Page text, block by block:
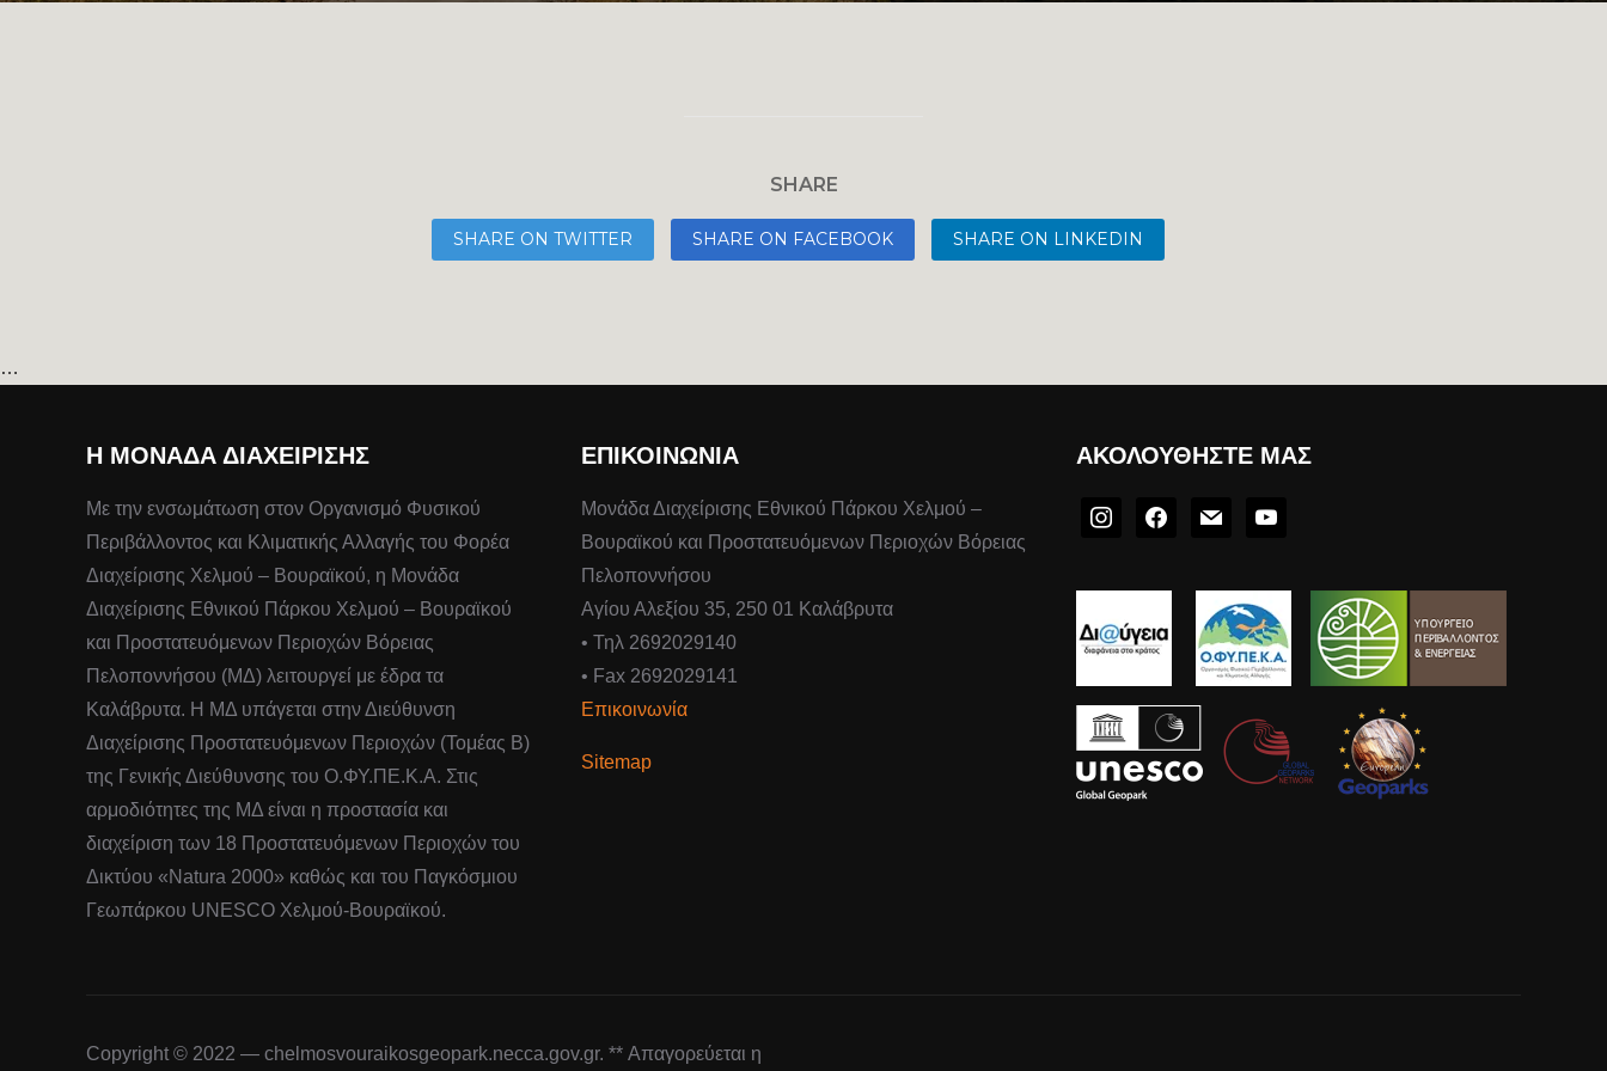
SHARE
SHARE ON TWITTER SHARE ON FACEBOOK SHARE ON LINKEDIN
…
Η ΜΟΝΆΔΑ ΔΙΑΧΕΊΡΙΣΗΣ
Με την ενσωμάτωση στον Οργανισμό Φυσικού
Περιβάλλοντος και Κλιματικής Αλλαγής του Φορέα
Διαχείρισης Χελμού – Βουραϊκού, η Μονάδα
Διαχείρισης Εθνικού Πάρκου Χελμού – Βουραϊκού
και Προστατευόμενων Περιοχών Βόρειας
Πελοποννήσου (ΜΔ) λειτουργεί με έδρα τα
Καλάβρυτα. Η ΜΔ υπάγεται στην Διεύθυνση
Διαχείρισης Προστατευόμενων Περιοχών (Τομέας Β)
της Γενικής Διεύθυνσης του Ο.ΦΥ.ΠΕ.Κ.Α. Στις
αρμοδιότητες της ΜΔ είναι η προστασία και
διαχείριση των 18 Προστατευόμενων Περιοχών του
Δικτύου «Natura 2000» καθώς και του Παγκόσμιου
Γεωπάρκου UNESCO Χελμού-Βουραϊκού.
ΕΠΙΚΟΙΝΩΝΙΑ
Μονάδα Διαχείρισης Εθνικού Πάρκου Χελμού –
Βουραϊκού και Προστατευόμενων Περιοχών Βόρειας
Πελοποννήσου
Αγίου Αλεξίου 35, 250 01 Καλάβρυτα
• Τηλ 2692029140
• Fax 2692029141
Επικοινωνία
Sitemap
ΑΚΟΛΟΥΘΉΣΤΕ ΜΑΣ
instagramfacebookmail youtube
Copyright © 2022 — chelmosvouraikosgeopark.necca.gov.gr. ** Απαγορεύεται η